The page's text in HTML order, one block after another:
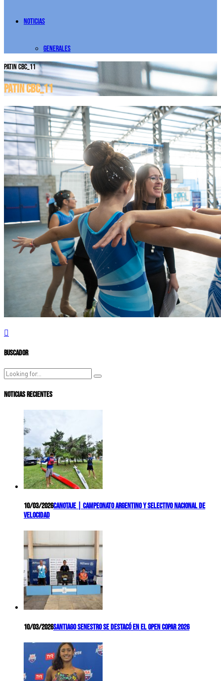
Noticias
Generales
PATIN CBC_11
PATIN CBC_11
Buscador
Noticias Recientes
10/03/2026Canotaje | Campeonato Argentino y Selectivo Nacional de
Velocidad
10/03/2026Santiago Senestro se destacó en el Open COPAR 2026